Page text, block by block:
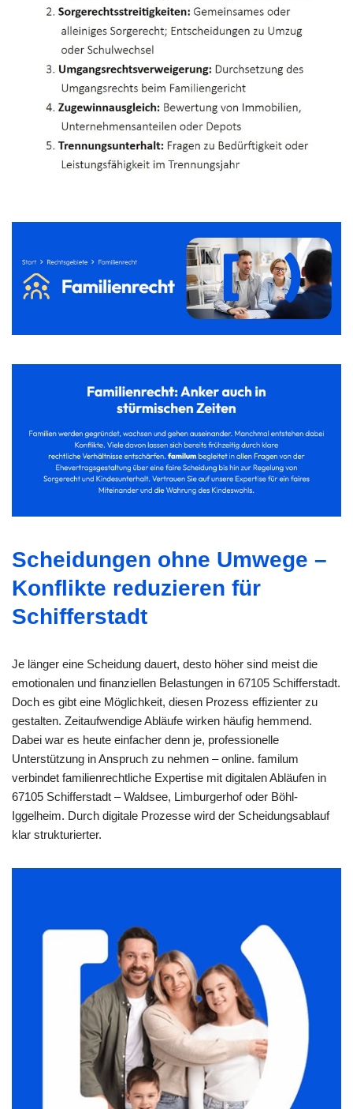
Scheidungen ohne Umwege –
Konflikte reduzieren für
Schifferstadt
Je länger eine Scheidung dauert, desto höher sind meist die
emotionalen und finanziellen Belastungen in 67105 Schifferstadt.
Doch es gibt eine Möglichkeit, diesen Prozess effizienter zu
gestalten. Zeitaufwendige Abläufe wirken häufig hemmend.
Dabei war es heute einfacher denn je, professionelle
Unterstützung in Anspruch zu nehmen – online. familum
verbindet familienrechtliche Expertise mit digitalen Abläufen in
67105 Schifferstadt – Waldsee, Limburgerhof oder Böhl-
Iggelheim. Durch digitale Prozesse wird der Scheidungsablauf
klar strukturierter.